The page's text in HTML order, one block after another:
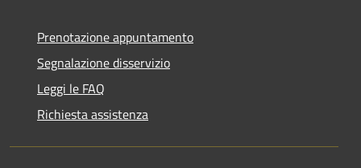
Prenotazione appuntamento
Segnalazione disservizio
Leggi le FAQ
Richiesta assistenza